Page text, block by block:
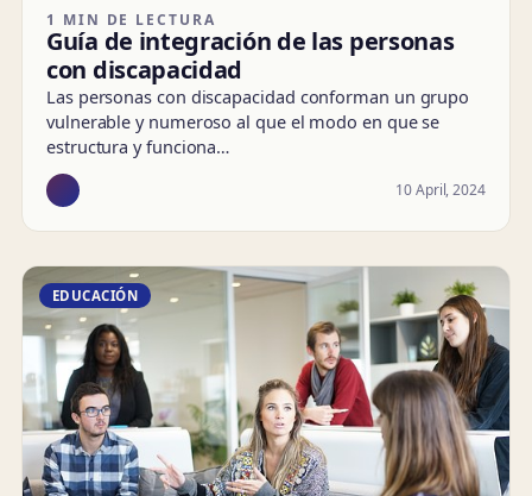
1 MIN DE LECTURA
Guía de integración de las personas
con discapacidad
Las personas con discapacidad conforman un grupo
vulnerable y numeroso al que el modo en que se
estructura y funciona…
10 April, 2024
EDUCACIÓN